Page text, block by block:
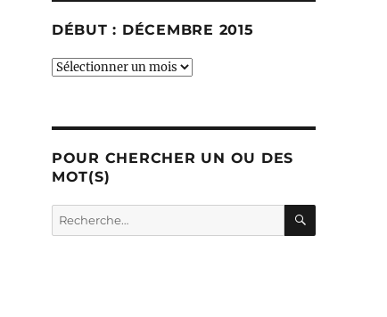
DÉBUT : DÉCEMBRE 2015
début
POUR CHERCHER UN OU DES
MOT(S)
Recherche
pour :